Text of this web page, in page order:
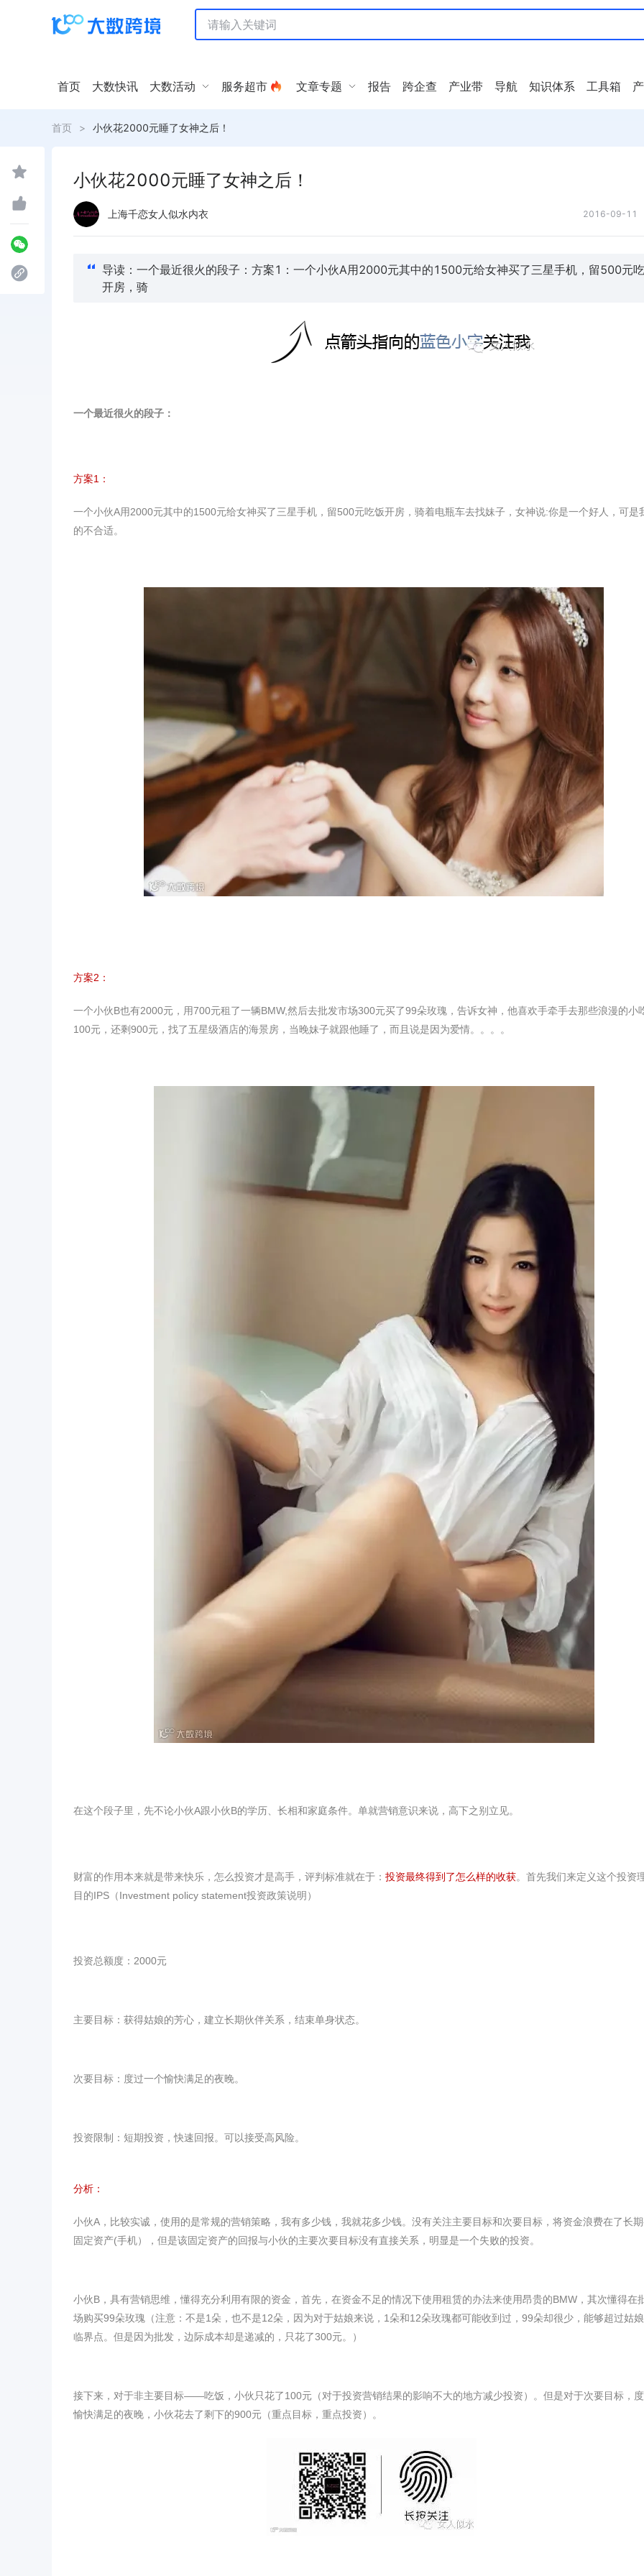
首页 大数快讯 大数活动 服务超市 文章专题 报告 跨企查 产业带 导航 知识体系 工具箱
首页 > 小伙花2000元睡了女神之后！
小伙花2000元睡了女神之后！
上海千恋女人似水内衣 2016-09-11
导读：一个最近很火的段子：方案1：一个小伙A用2000元其中的1500元给女神买了三星手机，留500元
开房，骑
一个最近很火的段子：
方案1：
一个小伙A用2000元其中的1500元给女神买了三星手机，留500元吃饭开房，骑着电瓶车去找妹子，女神说:你是一个好人，可是
的不合适。
方案2：
一个小伙B也有2000元，用700元租了一辆BMW,然后去批发市场300元买了99朵玫瑰，告诉女神，他喜欢手牵手去那些浪漫的小
100元，还剩900元，找了五星级酒店的海景房，当晚妹子就跟他睡了，而且说是因为爱情。。。。
在这个段子里，先不论小伙A跟小伙B的学历、长相和家庭条件。单就营销意识来说，高下之别立见。
财富的作用本来就是带来快乐，怎么投资才是高手，评判标准就在于： 投资最终得到了怎么样的收获。首先我们来定义这个投资
目的IPS（Investment policy statement投资政策说明）
投资总额度：2000元
主要目标：获得姑娘的芳心，建立长期伙伴关系，结束单身状态。
次要目标：度过一个愉快满足的夜晚。
投资限制：短期投资，快速回报。可以接受高风险。
分析：
小伙A，比较实诚，使用的是常规的营销策略，我有多少钱，我就花多少钱。没有关注主要目标和次要目标，将资金浪费在了长
固定资产(手机），但是该固定资产的回报与小伙的主要次要目标没有直接关系，明显是一个失败的投资。
小伙B，具有营销思维，懂得充分利用有限的资金，首先，在资金不足的情况下使用租赁的办法来使用昂贵的BMW，其次懂得在
场购买99朵玫瑰（注意：不是1朵，也不是12朵，因为对于姑娘来说，1朵和12朵玫瑰都可能收到过，99朵却很少，能够超过姑
临界点。但是因为批发，边际成本却是递减的，只花了300元。）
接下来，对于非主要目标——吃饭，小伙只花了100元（对于投资营销结果的影响不大的地方减少投资）。但是对于次要目标，
愉快满足的夜晚，小伙花去了剩下的900元（重点目标，重点投资）。